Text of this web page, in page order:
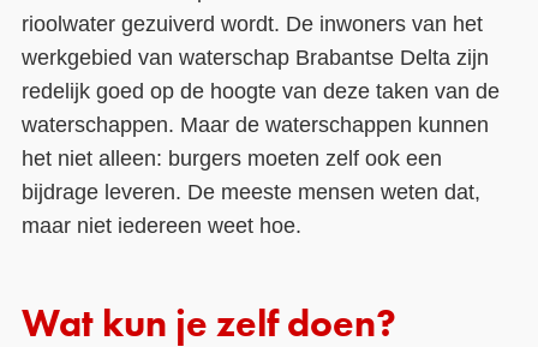
rioolwater gezuiverd wordt. De inwoners van het
werkgebied van waterschap Brabantse Delta zijn
redelijk goed op de hoogte van deze taken van de
waterschappen. Maar de waterschappen kunnen
het niet alleen: burgers moeten zelf ook een
bijdrage leveren. De meeste mensen weten dat,
maar niet iedereen weet hoe.
Wat kun je zelf doen?